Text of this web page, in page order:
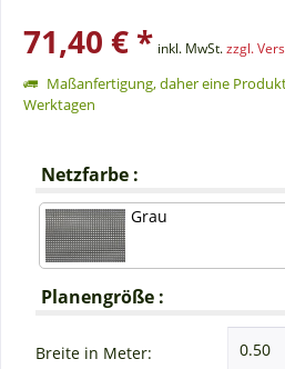
71,40 € * inkl. MwSt.zzgl.
Maßanfertigung, daher eine
Werktagen
Netzfarbe :
Grau
Planengröße :
Breite in Meter: